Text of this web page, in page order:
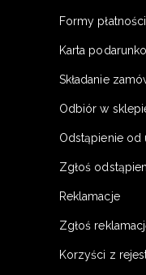
Formy płatności
Karta
Składanie
Odbiór w
Odstąpienie od
Zgłoś
Reklamacje
Zgłoś
Korzyści z